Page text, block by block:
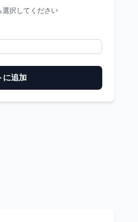
選択してください
に追加